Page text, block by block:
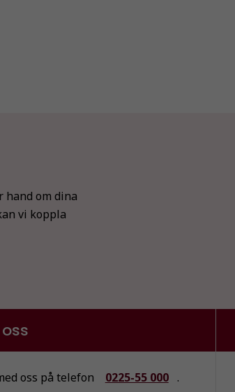
hand om dina
vi koppla
oss på telefon 0225-55 000 .